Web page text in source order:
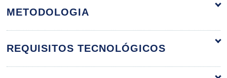
Planejamento Escolar: Do Projeto
Pedagógico ao Plano de Gestão
10h
METODOLOGIA
REQUISITOS TECNOLÓGICOS